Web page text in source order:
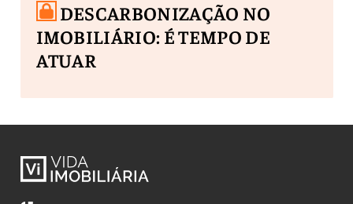
DESCARBONIZAÇÃO NO
IMOBILIÁRIO: É TEMPO DE
ATUAR